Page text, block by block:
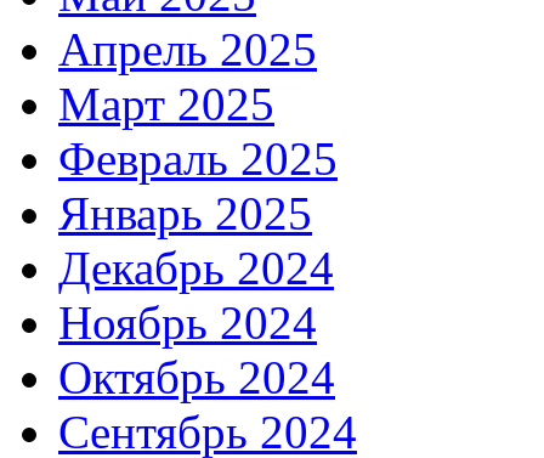
Апрель 2025
Март 2025
Февраль 2025
Январь 2025
Декабрь 2024
Ноябрь 2024
Октябрь 2024
Сентябрь 2024